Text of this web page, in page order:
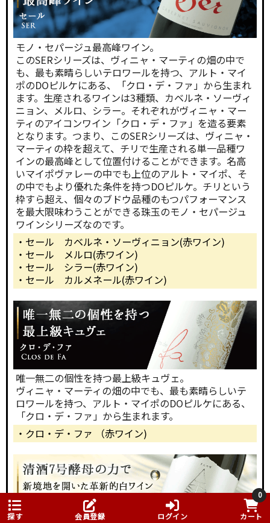
モノ・セパージュ最高峰ワイン。
このSERシリーズは、ヴィニャ・マーティの畑の中で
も、最も素晴らしいテロワールを持つ、アルト・マイ
ポのDOピルケにある、「クロ・デ・ファ」から生まれ
ます。生産されるワインは3種類、カベルネ・ソーヴィ
ニョン、メルロ、シラー。それぞれがヴィニャ・マー
ティのアイコンワイン「クロ・デ・ファ」を造る要素
となります。つまり、このSERシリーズは、ヴィニャ・
マーティの枠を超えて、チリで生産される単一品種ワ
インの最高峰として位置付けることができます。名高
いマイポヴァレーの中でも上位のアルト・マイポ、そ
の中でもより優れた条件を持つDOピルケ。チリという
枠すら超え、個々のブドウ品種のもつパフォーマンス
を最大限味わうことができる珠玉のモノ・セパージュ
ワインシリーズなのです。
・セール カベルネ・ソーヴィニョン(赤ワイン)
・セール メルロ(赤ワイン)
・セール シラー(赤ワイン)
・セール カルメネール(赤ワイン)
唯一無二の個性を持つ最上級キュヴェ。
ヴィニャ・マーティの畑の中でも、最も素晴らしいテ
ロワールを持つ、アルト・マイポのDOピルケにある、
「クロ・デ・ファ」から生まれます。
・クロ・デ・ファ （赤ワイン)
探す 会員登録 ログイン
0
カート